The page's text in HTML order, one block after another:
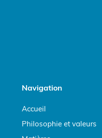
Navigation
Accueil
Philosophie et valeurs